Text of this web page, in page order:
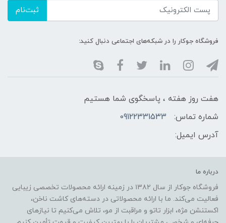
ثبت‌نام
فروشگاه جوکار را در شبکه‌های اجتماعی دنبال کنید:
هفت روز هفته ، پاسخگوی شما هستیم
شماره تماس:
09122331533
آدرس ایمیل:
درباره ما
فروشگاه جوکار از سال ۱۳۸۲ در زمینه ارائه محصولات تخصصی زیبایی
فعالیت می‌کند. ما با ارائه محصولاتی در دسته‌های کاشت ناخن،
اکستنشن مژه، ابزار تاتو و مراقبت از مو، تلاش می‌کنیم تا نیازهای